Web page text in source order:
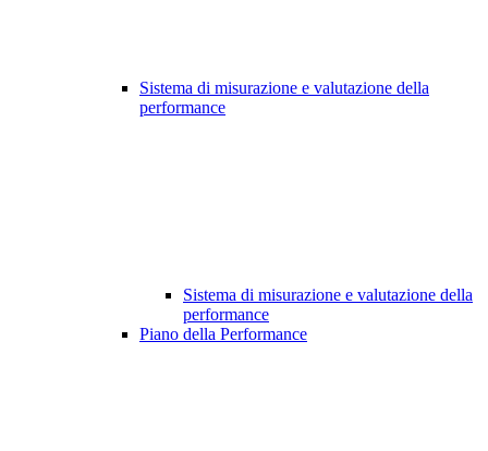
Sistema di misurazione e valutazione della
performance
Sistema di misurazione e valutazione della
performance
Piano della Performance